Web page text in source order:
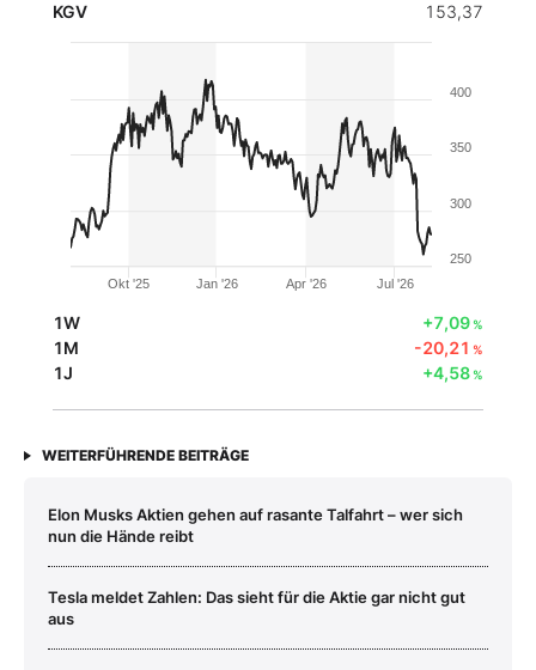
KGV 153,37
Okt '25 Jan '26 Apr '26 Jul '26
250
300
350
400
1W +7,09%
1M -20,21 %
1J +4,58%
WEITERFÜHRENDE BEITRÄGE
Elon Musks Aktien gehen auf rasante Talfahrt – wer sich
nun die Hände reibt
Tesla meldet Zahlen: Das sieht für die Aktie gar nicht gut
aus